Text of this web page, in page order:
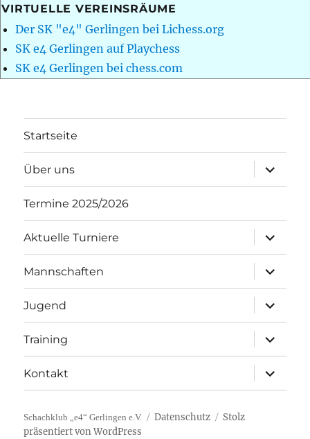
VIRTUELLE VEREINSRÄUME
Der SK "e4" Gerlingen bei Lichess.org
SK e4 Gerlingen auf Playchess
SK e4 Gerlingen bei chess.com
Startseite
Über uns
öffnen
Termine 2025/2026
Aktuelle Turniere
öffnen
Mannschaften
öffnen
Jugend
öffnen
Training
öffnen
Kontakt
öffnen
Schachklub „e4“ Gerlingen e.V. Datenschutz
Stolz
präsentiert von WordPress